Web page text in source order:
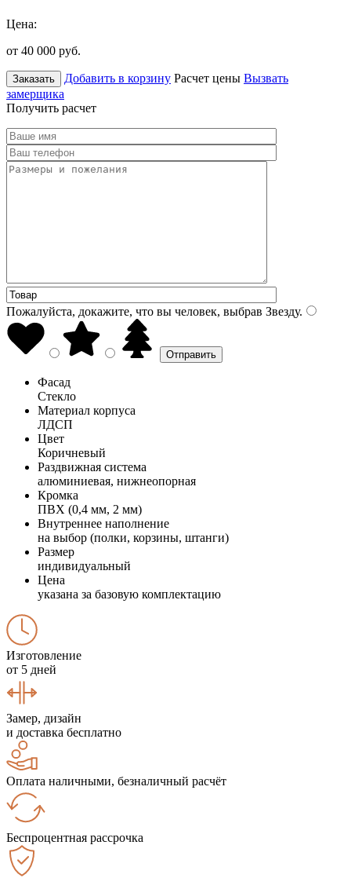
Цена:
от 40 000 руб.
Заказать Добавить в корзину Расчет цены Вызвать
замерщика
Получить расчет
Пожалуйста, докажите, что вы человек, выбрав Звезду.
Фасад
Стекло
Материал корпуса
ЛДСП
Цвет
Коричневый
Раздвижная система
алюминиевая, нижнеопорная
Кромка
ПВХ (0,4 мм, 2 мм)
Внутреннее наполнение
на выбор (полки, корзины, штанги)
Размер
индивидуальный
Цена
указана за базовую комплектацию
Изготовление
от 5 дней
Замер, дизайн
и доставка бесплатно
Оплата наличными, безналичный расчёт
Беспроцентная рассрочка